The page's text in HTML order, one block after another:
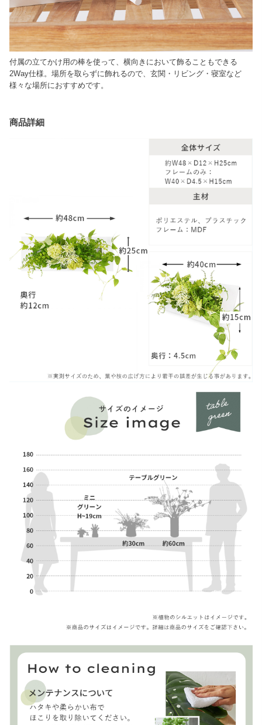
付属の立てかけ用の棒を使って、横向きにおいて飾ることもできる
2Way仕様。場所を取らずに飾れるので、玄関・リビング・寝室など
様々な場所におすすめです。
商品詳細